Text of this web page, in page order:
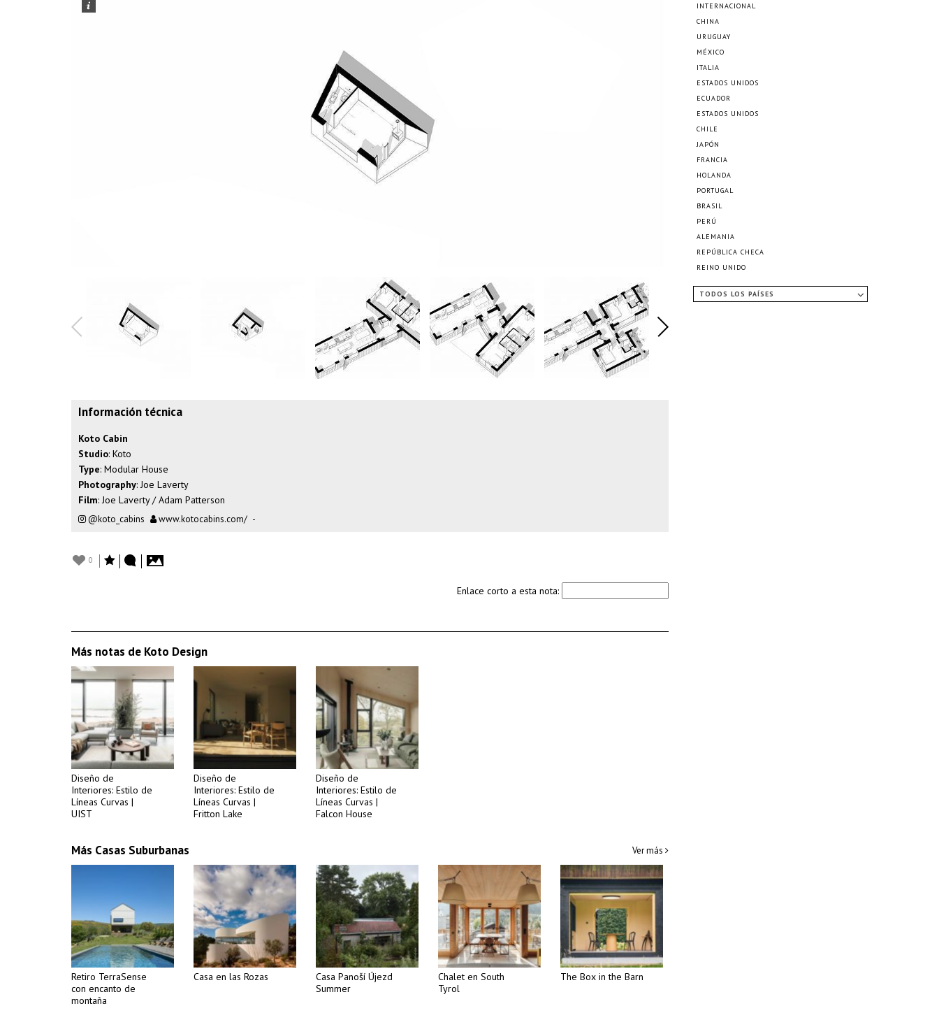
Información técnica
Koto Cabin
Studio: Koto
Type: Modular House
Photography: Joe Laverty
Film: Joe Laverty / Adam Patterson
@koto_cabins www.kotocabins.com/ -
0
Enlace corto a esta nota:
Más notas de Koto Design
Diseño de
Interiores: Estilo de
Líneas Curvas |
UIST
Diseño de
Interiores: Estilo de
Líneas Curvas |
Fritton Lake
Diseño de
Interiores: Estilo de
Líneas Curvas |
Falcon House
Más Casas Suburbanas Ver más
Retiro TerraSense
con encanto de
montaña
Casa en las Rozas
Casa Panoší Újezd
Summer
Chalet en South
Tyrol
The Box in the Barn
INTERNACIONAL
CHINA
URUGUAY
MÉXICO
ITALIA
ESTADOS UNIDOS
ECUADOR
ESTADOS UNIDOS
CHILE
JAPÓN
FRANCIA
HOLANDA
PORTUGAL
BRASIL
PERÚ
ALEMANIA
REPÚBLICA CHECA
REINO UNIDO
TODOS LOS PAÍSES